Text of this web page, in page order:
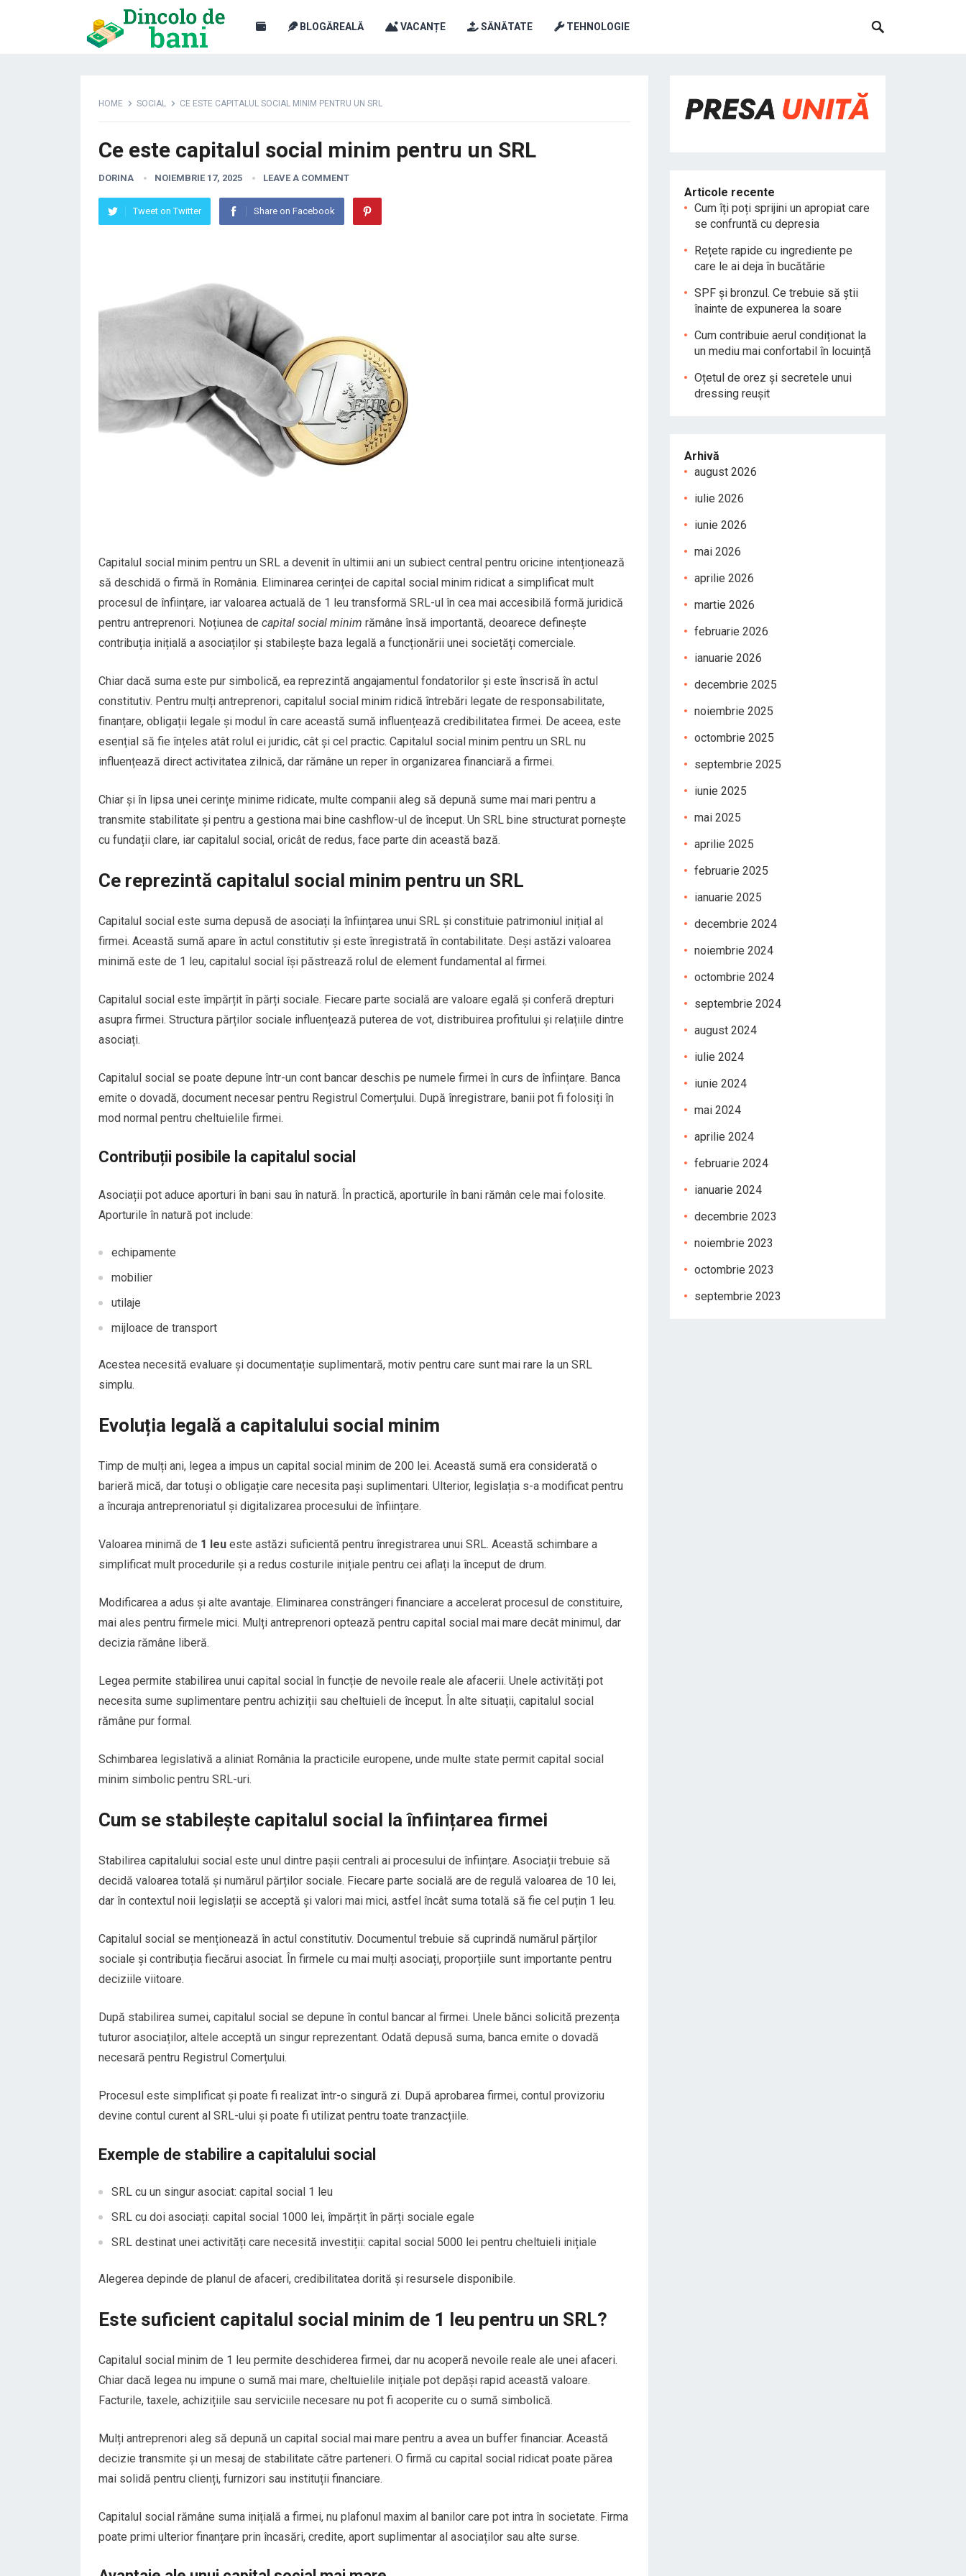
BLOGĂREALĂ VACANȚE SĂNĂTATE TEHNOLOGIE
HOME SOCIAL CE ESTE CAPITALUL SOCIAL MINIM PENTRU UN SRL
Ce este capitalul social minim pentru un SRL
DORINA NOIEMBRIE 17, 2025 LEAVE A COMMENT
Tweet on Twitter Share on Facebook
Capitalul social minim pentru un SRL a devenit în ultimii ani un subiect central pentru oricine intenționează
să deschidă o firmă în România. Eliminarea cerinței de capital social minim ridicat a simplificat mult
procesul de înființare, iar valoarea actuală de 1 leu transformă SRL-ul în cea mai accesibilă formă juridică
pentru antreprenori. Noțiunea de capital social minim rămâne însă importantă, deoarece definește
contribuția inițială a asociaților și stabilește baza legală a funcționării unei societăți comerciale.
Chiar dacă suma este pur simbolică, ea reprezintă angajamentul fondatorilor și este înscrisă în actul
constitutiv. Pentru mulți antreprenori, capitalul social minim ridică întrebări legate de responsabilitate,
finanțare, obligații legale și modul în care această sumă influențează credibilitatea firmei. De aceea, este
esențial să fie înțeles atât rolul ei juridic, cât și cel practic. Capitalul social minim pentru un SRL nu
influențează direct activitatea zilnică, dar rămâne un reper în organizarea financiară a firmei.
Chiar și în lipsa unei cerințe minime ridicate, multe companii aleg să depună sume mai mari pentru a
transmite stabilitate și pentru a gestiona mai bine cashflow-ul de început. Un SRL bine structurat pornește
cu fundații clare, iar capitalul social, oricât de redus, face parte din această bază.
Ce reprezintă capitalul social minim pentru un SRL
Capitalul social este suma depusă de asociați la înființarea unui SRL și constituie patrimoniul inițial al
firmei. Această sumă apare în actul constitutiv și este înregistrată în contabilitate. Deși astăzi valoarea
minimă este de 1 leu, capitalul social își păstrează rolul de element fundamental al firmei.
Capitalul social este împărțit în părți sociale. Fiecare parte socială are valoare egală și conferă drepturi
asupra firmei. Structura părților sociale influențează puterea de vot, distribuirea profitului și relațiile dintre
asociați.
Capitalul social se poate depune într-un cont bancar deschis pe numele firmei în curs de înființare. Banca
emite o dovadă, document necesar pentru Registrul Comerțului. După înregistrare, banii pot fi folosiți în
mod normal pentru cheltuielile firmei.
Contribuții posibile la capitalul social
Asociații pot aduce aporturi în bani sau în natură. În practică, aporturile în bani rămân cele mai folosite.
Aporturile în natură pot include:
echipamente
mobilier
utilaje
mijloace de transport
Acestea necesită evaluare și documentație suplimentară, motiv pentru care sunt mai rare la un SRL
simplu.
Evoluția legală a capitalului social minim
Timp de mulți ani, legea a impus un capital social minim de 200 lei. Această sumă era considerată o
barieră mică, dar totuși o obligație care necesita pași suplimentari. Ulterior, legislația s-a modificat pentru
a încuraja antreprenoriatul și digitalizarea procesului de înființare.
Valoarea minimă de 1 leu este astăzi suficientă pentru înregistrarea unui SRL. Această schimbare a
simplificat mult procedurile și a redus costurile inițiale pentru cei aflați la început de drum.
Modificarea a adus și alte avantaje. Eliminarea constrângeri financiare a accelerat procesul de constituire,
mai ales pentru firmele mici. Mulți antreprenori optează pentru capital social mai mare decât minimul, dar
decizia rămâne liberă.
Legea permite stabilirea unui capital social în funcție de nevoile reale ale afacerii. Unele activități pot
necesita sume suplimentare pentru achiziții sau cheltuieli de început. În alte situații, capitalul social
rămâne pur formal.
Schimbarea legislativă a aliniat România la practicile europene, unde multe state permit capital social
minim simbolic pentru SRL-uri.
Cum se stabilește capitalul social la înființarea firmei
Stabilirea capitalului social este unul dintre pașii centrali ai procesului de înființare. Asociații trebuie să
decidă valoarea totală și numărul părților sociale. Fiecare parte socială are de regulă valoarea de 10 lei,
dar în contextul noii legislații se acceptă și valori mai mici, astfel încât suma totală să fie cel puțin 1 leu.
Capitalul social se menționează în actul constitutiv. Documentul trebuie să cuprindă numărul părților
sociale și contribuția fiecărui asociat. În firmele cu mai mulți asociați, proporțiile sunt importante pentru
deciziile viitoare.
După stabilirea sumei, capitalul social se depune în contul bancar al firmei. Unele bănci solicită prezența
tuturor asociaților, altele acceptă un singur reprezentant. Odată depusă suma, banca emite o dovadă
necesară pentru Registrul Comerțului.
Procesul este simplificat și poate fi realizat într-o singură zi. După aprobarea firmei, contul provizoriu
devine contul curent al SRL-ului și poate fi utilizat pentru toate tranzacțiile.
Exemple de stabilire a capitalului social
SRL cu un singur asociat: capital social 1 leu
SRL cu doi asociați: capital social 1000 lei, împărțit în părți sociale egale
SRL destinat unei activități care necesită investiții: capital social 5000 lei pentru cheltuieli inițiale
Alegerea depinde de planul de afaceri, credibilitatea dorită și resursele disponibile.
Este suficient capitalul social minim de 1 leu pentru un SRL?
Capitalul social minim de 1 leu permite deschiderea firmei, dar nu acoperă nevoile reale ale unei afaceri.
Chiar dacă legea nu impune o sumă mai mare, cheltuielile inițiale pot depăși rapid această valoare.
Facturile, taxele, achizițiile sau serviciile necesare nu pot fi acoperite cu o sumă simbolică.
Mulți antreprenori aleg să depună un capital social mai mare pentru a avea un buffer financiar. Această
decizie transmite și un mesaj de stabilitate către parteneri. O firmă cu capital social ridicat poate părea
mai solidă pentru clienți, furnizori sau instituții financiare.
Capitalul social rămâne suma inițială a firmei, nu plafonul maxim al banilor care pot intra în societate. Firma
poate primi ulterior finanțare prin încasări, credite, aport suplimentar al asociaților sau alte surse.
Articole recente
Cum îți poți sprijini un apropiat care
se confruntă cu depresia
Rețete rapide cu ingrediente pe
care le ai deja în bucătărie
SPF și bronzul. Ce trebuie să știi
înainte de expunerea la soare
Cum contribuie aerul condiționat la
un mediu mai confortabil în locuință
Oțetul de orez și secretele unui
dressing reușit
Arhivă
august 2026
iulie 2026
iunie 2026
mai 2026
aprilie 2026
martie 2026
februarie 2026
ianuarie 2026
decembrie 2025
noiembrie 2025
octombrie 2025
septembrie 2025
iunie 2025
mai 2025
aprilie 2025
februarie 2025
ianuarie 2025
decembrie 2024
noiembrie 2024
octombrie 2024
septembrie 2024
august 2024
iulie 2024
iunie 2024
mai 2024
aprilie 2024
februarie 2024
ianuarie 2024
decembrie 2023
noiembrie 2023
octombrie 2023
septembrie 2023